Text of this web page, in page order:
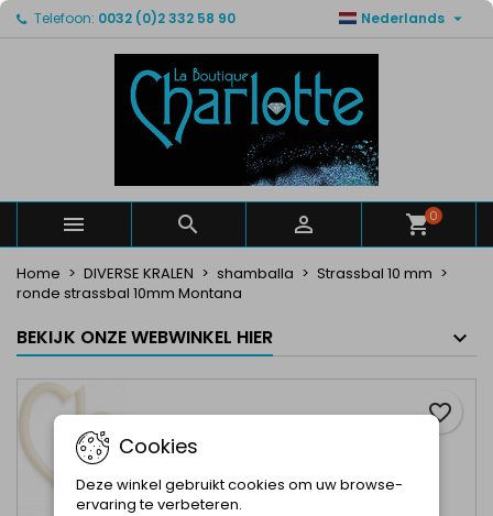
Telefoon: 0032 (0)2 332 58 90 Nederlands 
   0
Home DIVERSE KRALEN shamballa
Strassbal 10 mm
ronde strassbal 10mm Montana
BEKIJK ONZE WEBWINKEL HIER
favorite_border
Mijn verlanglijsten ×
Maak een lijst
Maak een verlanglijst ×
Verlanglijst naam
Annuleren Maak een verlanglijst
Inloggen ×
U moet ingelogd zijn om producten in uw verlanglijst
Annuleren Inloggen
Cookies
Deze winkel gebruikt cookies om uw browse-
ervaring te verbeteren.